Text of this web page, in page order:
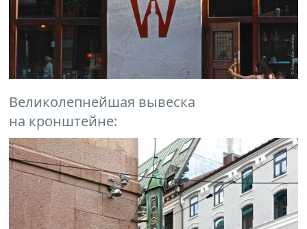
Великолепнейшая вывеска
на кронштейне: